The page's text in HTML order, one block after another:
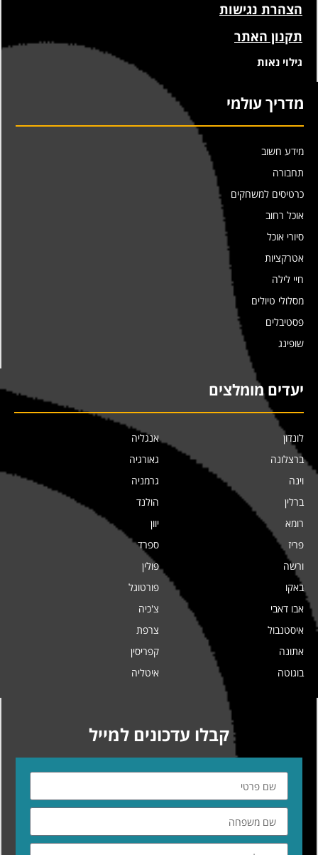
הצהרת נגישות
תקנון האתר
גילוי נאות
מדריך עולמי
מידע חשוב
תחבורה
כרטיסים למשחקים
אוכל רחוב
סיורי אוכל
אטרקציות
חיי לילה
מסלולי טיולים
פסטיבלים
שופינג
יעדים מומלצים
לונדון
ברצלונה
וינה
ברלין
רומא
פריז
ורשה
באקו
אבו דאבי
איסטנבול
אתונה
בוגוטה
אנגליה
גאורגיה
גרמניה
הולנד
יוון
ספרד
פולין
פורטוגל
צ'כיה
צרפת
קפריסין
איטליה
קבלו עדכונים למייל